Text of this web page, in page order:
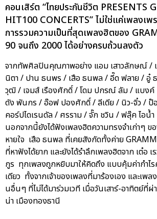
คอนเสิร์ต “ไทยประกันชีวิต PRESENTS
HIT100 CONCERTS” ไม่ใช่แค่เพลงเพ
การรวมความเป็นที่สุดเพลงฮิตของ
90 จนถึง 2000 ได้อย่างครบถ้วนลงตัว
จากทัพศิลปินคุณภาพอย่าง แอม เสาวลักษณ์ /
นิตา / ปาน ธนพร / เสือ ธนพล / อี๊ด ฟลาย / อู๋
วุฒิ / เจมส์ เรืองศักดิ์ / โดม ปกรณ์ ลัม / แบง
ดัง พันกร / อ๊อฟ ปองศักดิ์ / ลีเดีย / นิว-จิ๋ว / ป๊
คอร์ปไดเรนดัล / ศรราม / จั๊ก ชวิน / ฟลุ๊ค ไอน้ำ
นอกจากนี้ยังได้ฟังเพลงฮิตความทรงจำเก่าๆ
หายใจ เสือ ธนพล ที่เคยสังกัดทั้งค่าย
ที่หาฟังได้ยาก และยังได้รำลึกเพลงฮิตจาก เต๋อ
กูร ทุกเพลงถูกหยิบมาให้คิดถึง แบบคุ้มค่ากำไ
เดียว ทั้งจากเจ้าของเพลงที่มาร้องเอง และเพ
นอื่นๆ ที่ไม่ได้มาร่วมเวที เมื่อวันเสาร์-อาทิตย์ที่
น่า เมืองทองธานี